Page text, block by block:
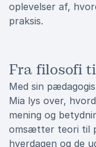
oplevelser af,
praksis.
Fra filosofi
Med sin
Mia lys over,
mening og
omsætter teori til
hverdagen og de